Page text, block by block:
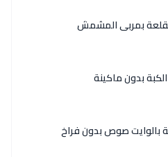
بمربى المشمش
بدون ماكينة
بالوايت صوص بدون فراخ